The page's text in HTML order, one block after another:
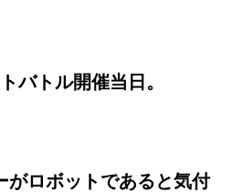
バトル開催当日。
がロボットであると気付